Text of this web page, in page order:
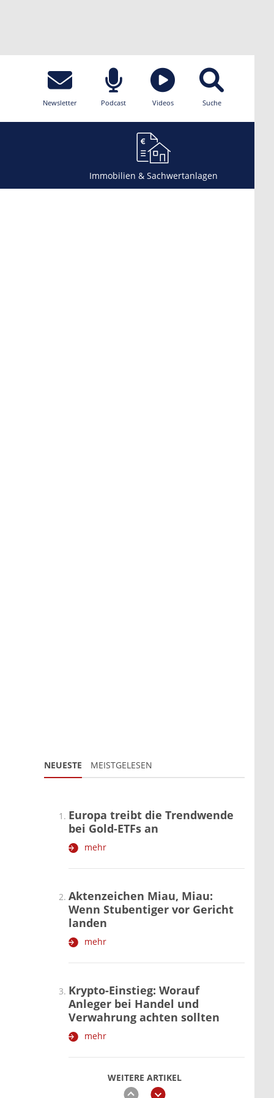
Newsletter Podcast Videos Suche
Immobilien & Sachwertanlagen
NEUESTE MEISTGELESEN
WEITERE ARTIKEL
zurückweiter
Europa treibt die Trendwende
bei Gold-ETFs an
mehr
Aktenzeichen Miau, Miau:
Wenn Stubentiger vor Gericht
landen
mehr
Krypto-Einstieg: Worauf
Anleger bei Handel und
Verwahrung achten sollten
mehr